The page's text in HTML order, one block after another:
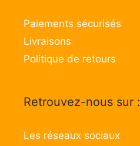
Paiements sécurisés
Livraisons
Politique de retours
Retrouvez-nous sur :
Les réseaux sociaux